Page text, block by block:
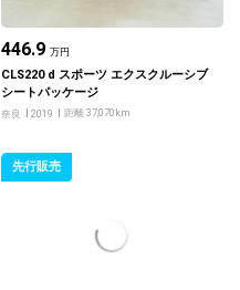
446.9 万円
CLS220 d スポーツ エクスクルーシブ
シートパッケージ
奈良 2019 距離 37,070km
先行販売